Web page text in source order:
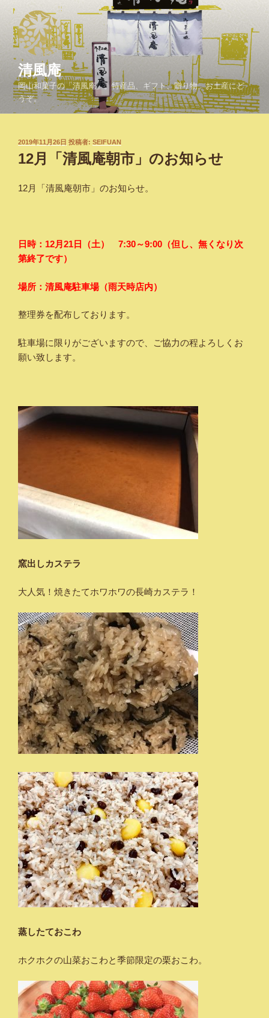
清風庵
岡山和菓子の「清風庵」。特産品、ギフト、贈り物、お土産にど
うぞ。
投
稿
日:
2019年11月26日 投稿者: SEIFUAN
12月「清風庵朝市」のお知らせ
12月「清風庵朝市」のお知らせ。
日時：12月21日（土） 7:30～9:00（但し、無くなり次
第終了です）
場所：清風庵駐車場（雨天時店内）
整理券を配布しております。
駐車場に限りがございますので、ご協力の程よろしくお
願い致します。
窯出しカステラ
大人気！焼きたてホワホワの長崎カステラ！
蒸したておこわ
ホクホクの山菜おこわと季節限定の栗おこわ。